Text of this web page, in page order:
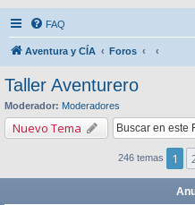
FAQ
Aventura y CÍA Foros
Taller Aventurero
Moderador: Moderadores
Nuevo Tema
246 temas 1